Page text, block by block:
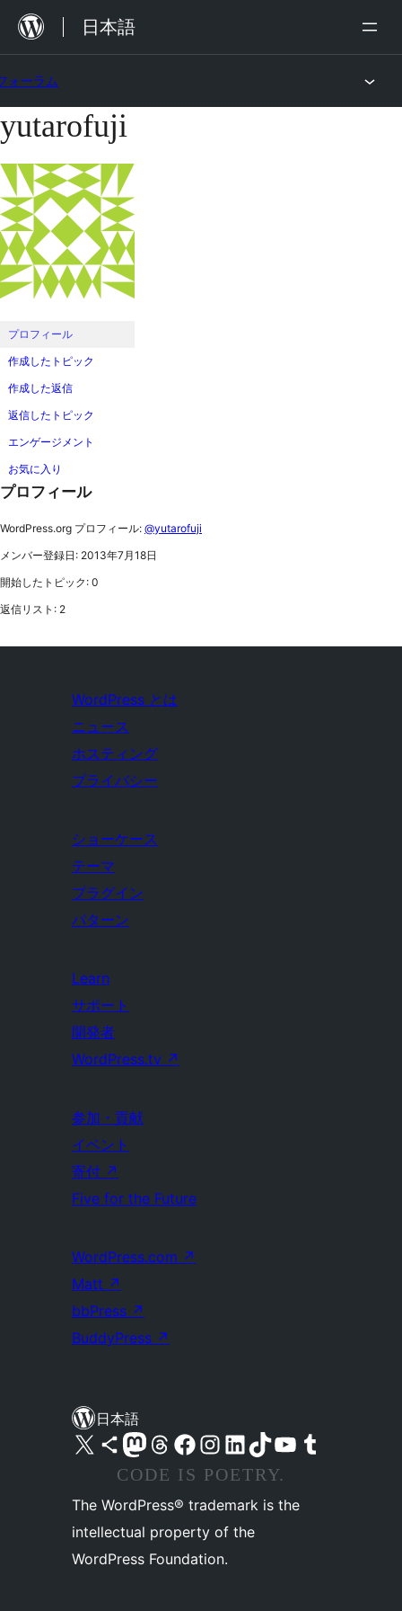
キ
ッ
プ
日本語
ォーラム
コ
ン
テ
ン
ツ
へ
ス
ッ
プ
yutarofuji
プロフィール
作成したトピック
作成した返信
返信したトピック
エンゲージメント
お気に入り
プロフィール
WordPress.org プロフィール: @yutarofuji
メンバー登録日: 2013年7月18日
開始したトピック: 0
返信リスト: 2
WordPress とは
ニュース
ホスティング
プライバシー
ショーケース
テーマ
プラグイン
パターン
Learn
サポート
開発者
WordPress.tv ↗
参加・貢献
イベント
寄付 ↗
Five for the Future
WordPress.com ↗
Matt ↗
bbPress ↗
BuddyPress ↗
日本語
X (旧 Twitter) アカウントへ Bluesky アカウントへ Mastodon アカウントへ Threads アカウントへ Facebook ページへ Instagram アカウントへ LinkedIn アカウントへTikTok アカウントへ YouTube チャンネルへ Tumblr アカウントへ
CODE IS POETRY.
The WordPress® trademark is the
intellectual property of the
WordPress Foundation.